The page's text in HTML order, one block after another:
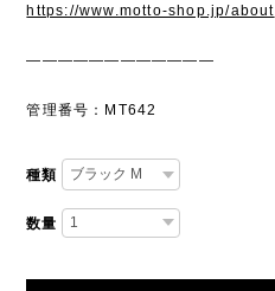
https://www.motto-shop.jp/about
————————————
管理番号：MT642
種類
数量